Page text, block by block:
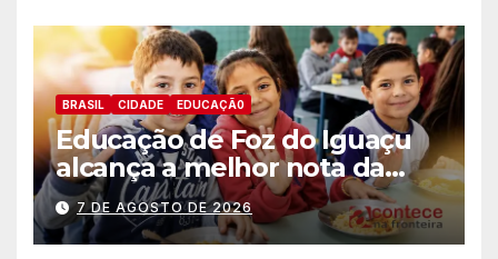
BRASIL CIDADE EDUCAÇÃ0
Educação de Foz do Iguaçu
alcança a melhor nota da
história no IDEB
7 DE AGOSTO DE 2026